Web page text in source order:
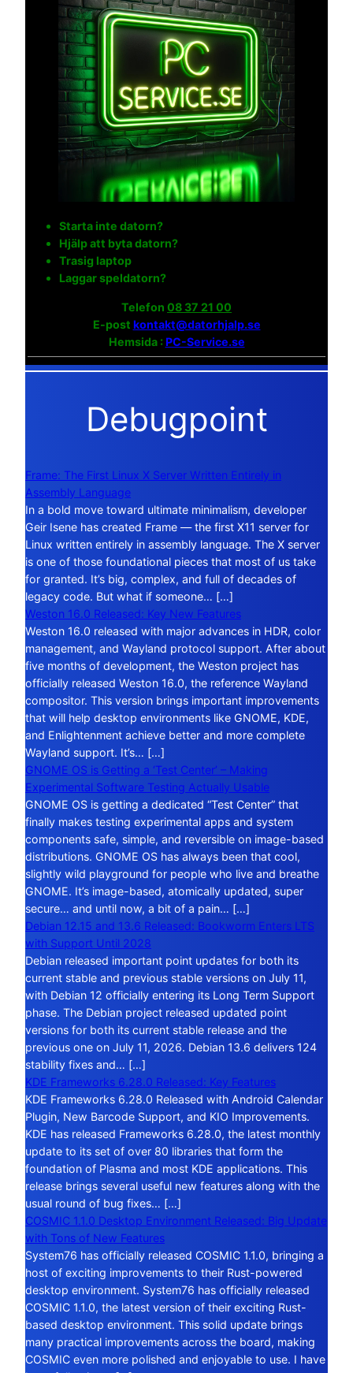
Starta inte datorn?
Hjälp att byta datorn?
Trasig laptop
Laggar speldatorn?
Telefon 08 37 21 00
E-post kontakt@datorhjalp.se
Hemsida :PC-Service.se
Debugpoint
Frame: The First Linux X Server Written Entirely in
Assembly Language
In a bold move toward ultimate minimalism, developer
Geir Isene has created Frame — the first X11 server for
Linux written entirely in assembly language. The X server
is one of those foundational pieces that most of us take
for granted. It’s big, complex, and full of decades of
legacy code. But what if someone… […]
Weston 16.0 Released: Key New Features
Weston 16.0 released with major advances in HDR, color
management, and Wayland protocol support. After about
five months of development, the Weston project has
officially released Weston 16.0, the reference Wayland
compositor. This version brings important improvements
that will help desktop environments like GNOME, KDE,
and Enlightenment achieve better and more complete
Wayland support. It’s… […]
GNOME OS is Getting a ‘Test Center’ – Making
Experimental Software Testing Actually Usable
GNOME OS is getting a dedicated “Test Center” that
finally makes testing experimental apps and system
components safe, simple, and reversible on image-based
distributions. GNOME OS has always been that cool,
slightly wild playground for people who live and breathe
GNOME. It’s image-based, atomically updated, super
secure… and until now, a bit of a pain… […]
Debian 12.15 and 13.6 Released: Bookworm Enters LTS
with Support Until 2028
Debian released important point updates for both its
current stable and previous stable versions on July 11,
with Debian 12 officially entering its Long Term Support
phase. The Debian project released updated point
versions for both its current stable release and the
previous one on July 11, 2026. Debian 13.6 delivers 124
stability fixes and… […]
KDE Frameworks 6.28.0 Released: Key Features
KDE Frameworks 6.28.0 Released with Android Calendar
Plugin, New Barcode Support, and KIO Improvements.
KDE has released Frameworks 6.28.0, the latest monthly
update to its set of over 80 libraries that form the
foundation of Plasma and most KDE applications. This
release brings several useful new features along with the
usual round of bug fixes… […]
COSMIC 1.1.0 Desktop Environment Released: Big Update
with Tons of New Features
System76 has officially released COSMIC 1.1.0, bringing a
host of exciting improvements to their Rust-powered
desktop environment. System76 has officially released
COSMIC 1.1.0, the latest version of their exciting Rust-
based desktop environment. This solid update brings
many practical improvements across the board, making
COSMIC even more polished and enjoyable to use. I have